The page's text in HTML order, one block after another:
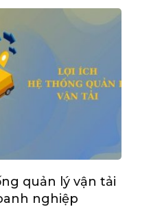
quản lý vận tải
nghiệp